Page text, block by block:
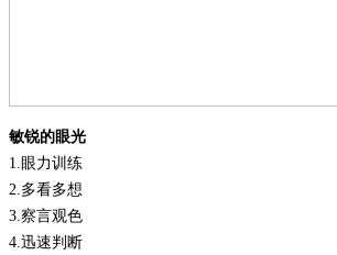
敏锐的眼光
1. 眼力训练
2. 多看多想
3. 察言观色
4. 迅速判断